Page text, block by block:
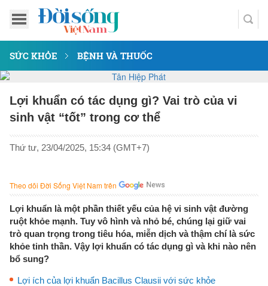
SỨC KHỎE BỆNH VÀ THUỐC
Lợi khuẩn có tác dụng gì? Vai trò của vi
sinh vật “tốt” trong cơ thể
Thứ tư, 23/04/2025, 15:34 (GMT+7)
Theo dõi Đời Sống Việt Nam trên
Lợi khuẩn là một phần thiết yếu của hệ vi sinh vật đường
ruột khỏe mạnh. Tuy vô hình và nhỏ bé, chúng lại giữ vai
trò quan trọng trong tiêu hóa, miễn dịch và thậm chí là sức
khỏe tinh thần. Vậy lợi khuẩn có tác dụng gì và khi nào nên
bổ sung?
Lợi ích của lợi khuẩn Bacillus Clausii với sức khỏe